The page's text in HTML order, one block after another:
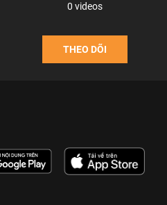
0 videos
THEO DÕI